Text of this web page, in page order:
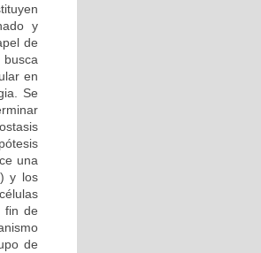
y
de
en
Se
una
y los
fin de
de